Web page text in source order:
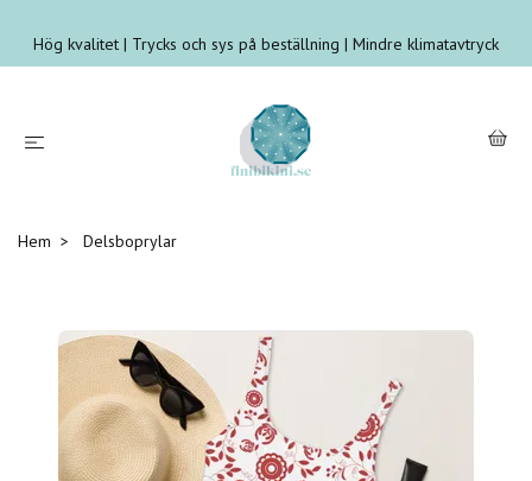
Hög kvalitet | Trycks och sys på beställning | Mindre klimatavtryck
Hem Delsboprylar